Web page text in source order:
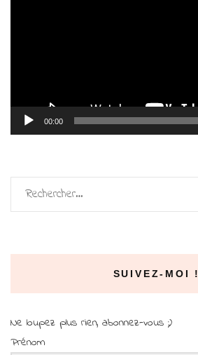
00:00
Rechercher :
SUIVEZ-MOI !
Ne loupez plus rien, abonnez-vous ;)
Prénom